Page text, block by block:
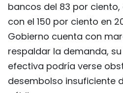
bancos del 83 por
con el 150 por ciento en
Gobierno cuenta con
respaldar la demanda,
efectiva podría verse
desembolso insuficiente